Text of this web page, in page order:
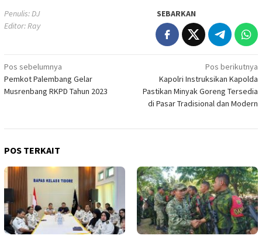
Penulis: DJ
Editor: Ray
SEBARKAN
Navigasi
pos
Pos sebelumnya
Pemkot Palembang Gelar
Musrenbang RKPD Tahun 2023
Pos berikutnya
Kapolri Instruksikan Kapolda
Pastikan Minyak Goreng Tersedia
di Pasar Tradisional dan Modern
POS TERKAIT